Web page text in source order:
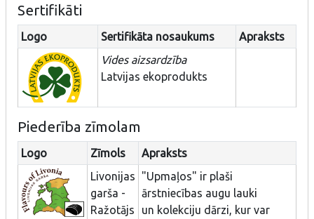
Sertifikāti
Logo Sertifikāta nosaukums
Apraksts
Vides aizsardzība
Latvijas ekoprodukts
Piederība zīmolam
Logo Zīmols
Apraksts
Livonijas
garša -
Ražotājs
"Upmaļos" ir plaši
ārstniecības augu lauki
un kolekciju dārzi, kur var